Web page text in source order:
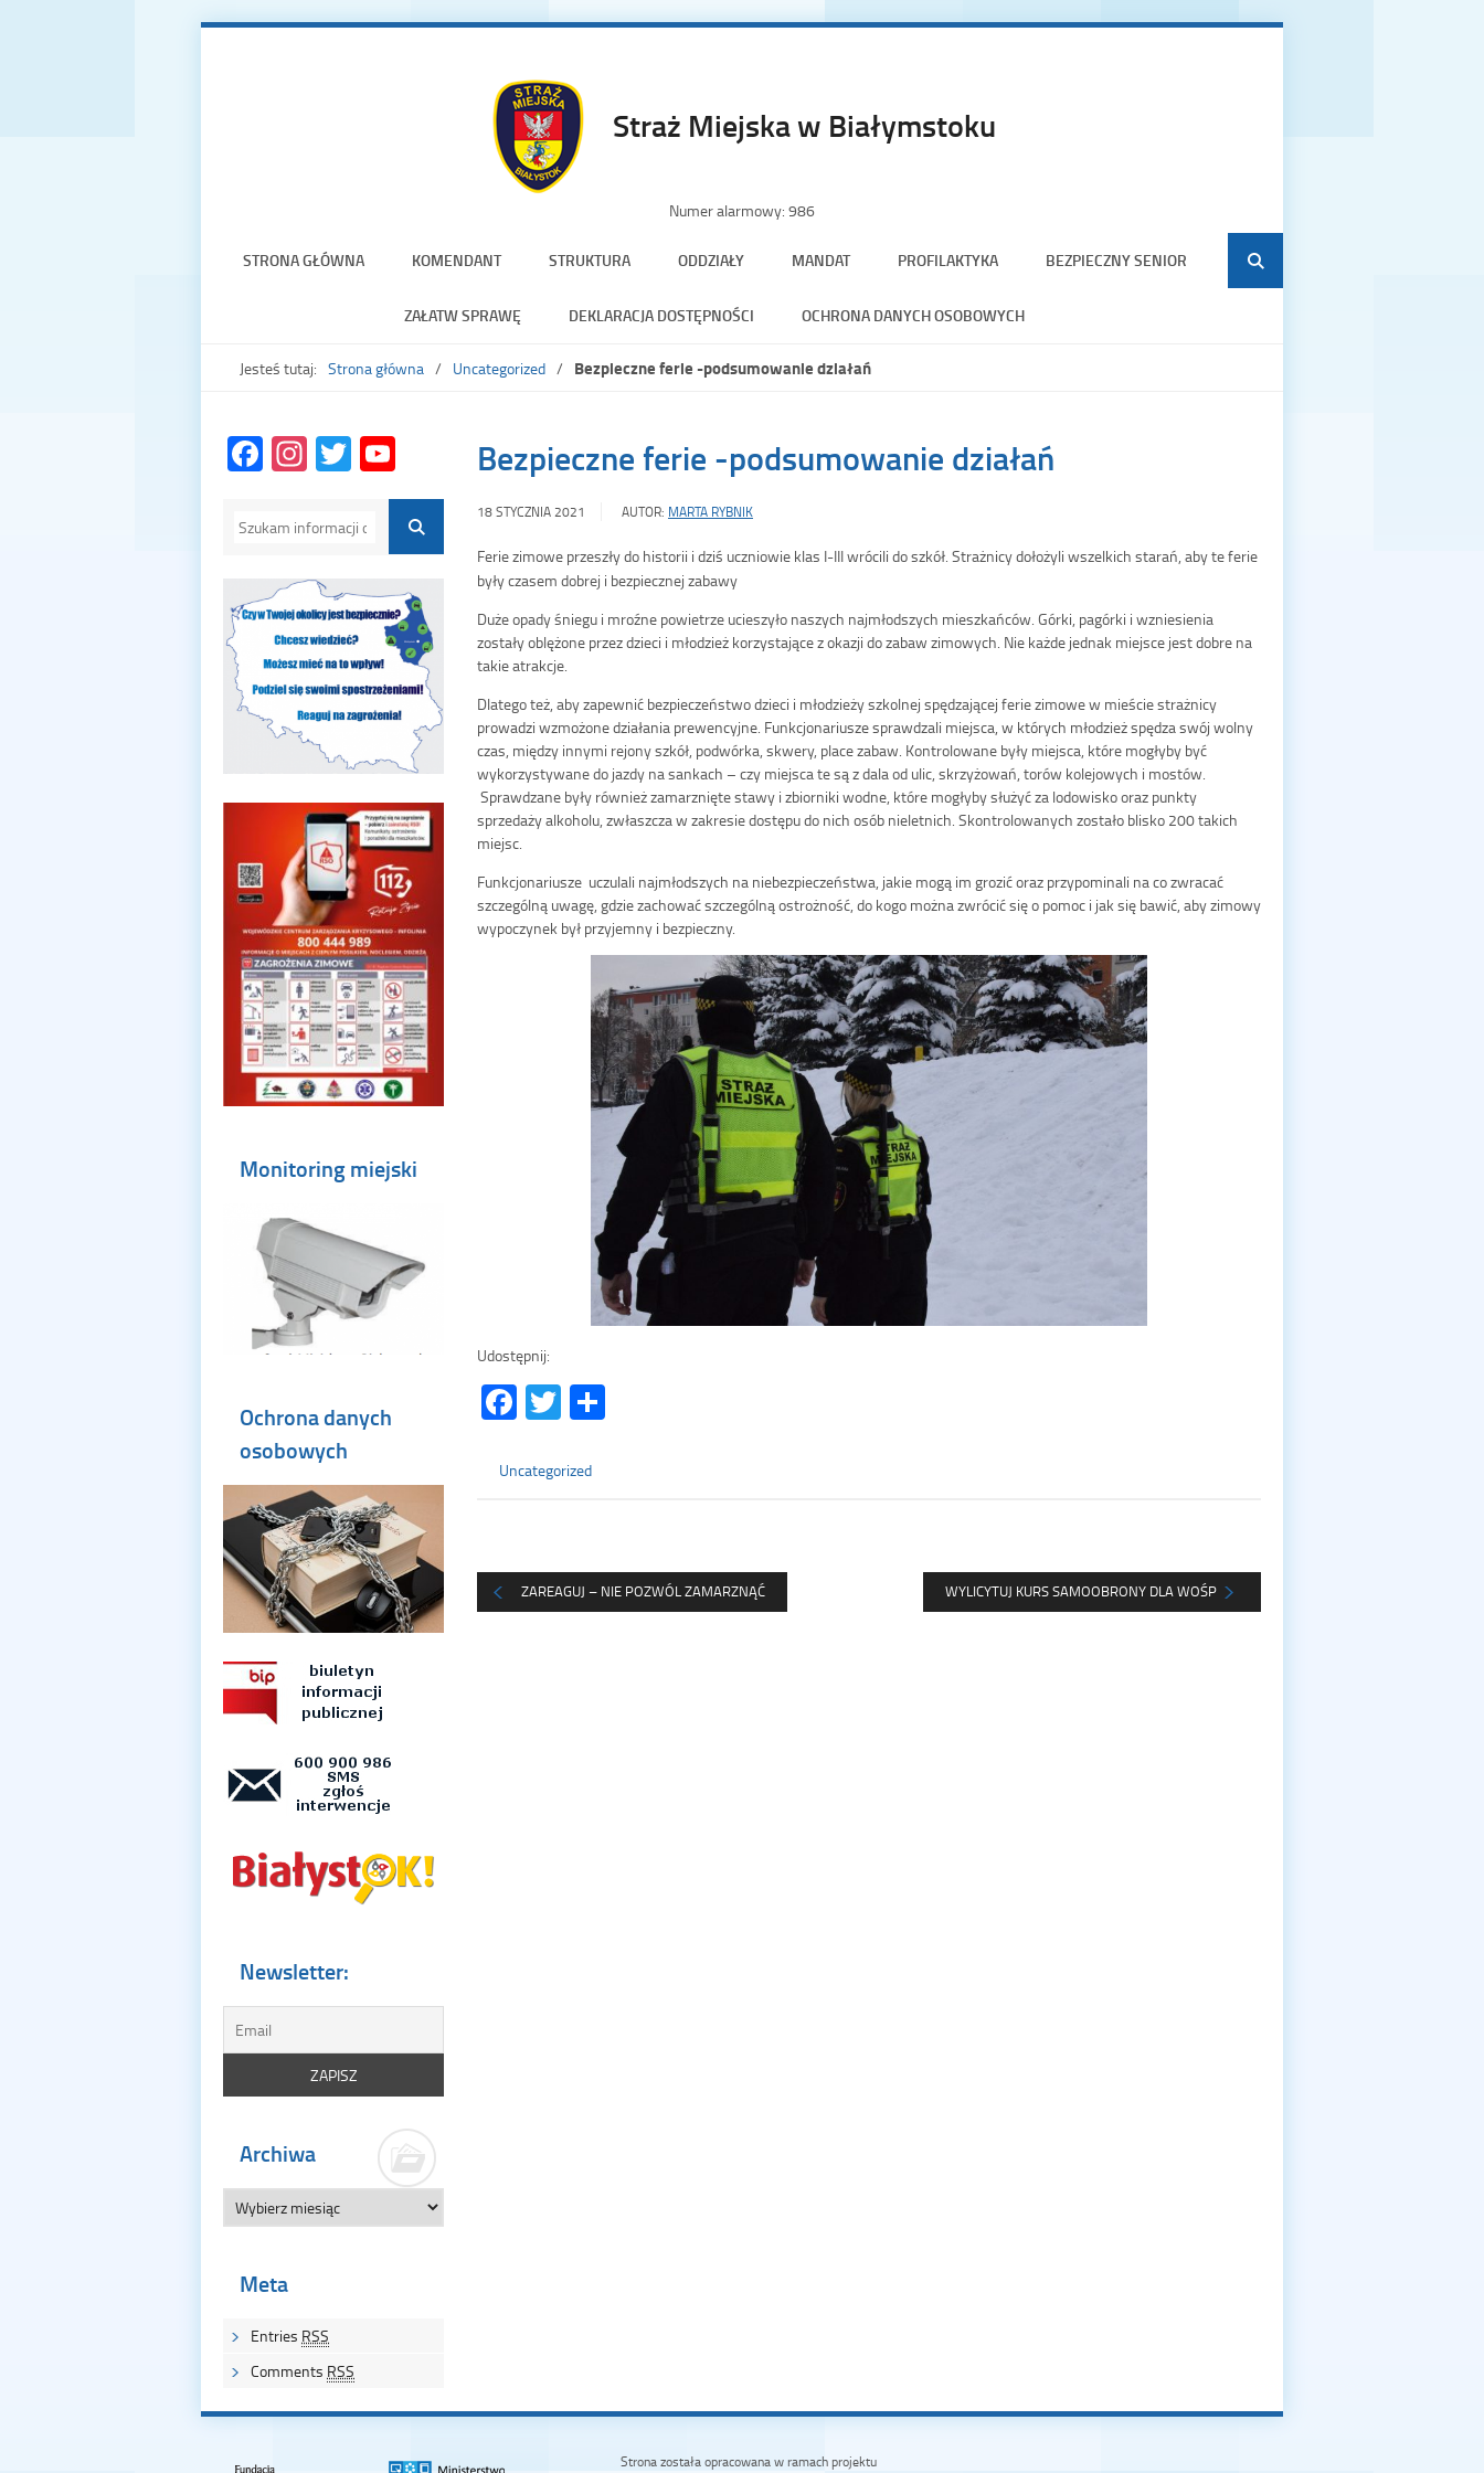
Straż Miejska w Białymstoku
Numer alarmowy: 986
STRONA GŁÓWNA KOMENDANT STRUKTURA ODDZIAŁY MANDAT PROFILAKTYKA BEZPIECZNY SENIOR
ZAŁATW SPRAWĘ DEKLARACJA DOSTĘPNOŚCI OCHRONA DANYCH OSOBOWYCH
Jesteś tutaj: Strona główna Uncategorized Bezpieczne ferie -podsumowanie działań
Facebook
Instagram
TwitterYouTube
Channel
Monitoring miejski
Ochrona danych
osobowych
Newsletter:
Archiwa
Meta
Entries RSS
Comments RSS
Bezpieczne ferie -podsumowanie działań
18 STYCZNIA 2021 AUTOR: MARTA RYBNIK
Ferie zimowe przeszły do historii i dziś uczniowie klas I-III wrócili do szkół. Strażnicy dołożyli wszelkich starań, aby te ferie
były czasem dobrej i bezpiecznej zabawy
Duże opady śniegu i mroźne powietrze ucieszyło naszych najmłodszych mieszkańców. Górki, pagórki i wzniesienia
zostały oblężone przez dzieci i młodzież korzystające z okazji do zabaw zimowych. Nie każde jednak miejsce jest dobre na
takie atrakcje.
Dlatego też, aby zapewnić bezpieczeństwo dzieci i młodzieży szkolnej spędzającej ferie zimowe w mieście strażnicy
prowadzi wzmożone działania prewencyjne. Funkcjonariusze sprawdzali miejsca, w których młodzież spędza swój wolny
czas, między innymi rejony szkół, podwórka, skwery, place zabaw. Kontrolowane były miejsca, które mogłyby być
wykorzystywane do jazdy na sankach – czy miejsca te są z dala od ulic, skrzyżowań, torów kolejowych i mostów.
Sprawdzane były również zamarznięte stawy i zbiorniki wodne, które mogłyby służyć za lodowisko oraz punkty
sprzedaży alkoholu, zwłaszcza w zakresie dostępu do nich osób nieletnich. Skontrolowanych zostało blisko 200 takich
miejsc.
Funkcjonariusze uczulali najmłodszych na niebezpieczeństwa, jakie mogą im grozić oraz przypominali na co zwracać
szczególną uwagę, gdzie zachować szczególną ostrożność, do kogo można zwrócić się o pomoc i jak się bawić, aby zimowy
wypoczynek był przyjemny i bezpieczny.
Udostępnij:
Facebook
Twitter
Uncategorized
ZAREAGUJ – NIE POZWÓL ZAMARZNĄĆ WYLICYTUJ KURS SAMOOBRONY DLA WOŚP
Strona została opracowana w ramach projektu